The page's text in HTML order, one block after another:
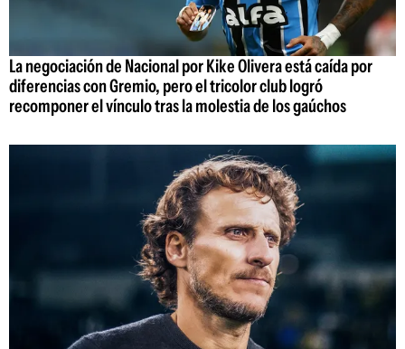
La negociación de Nacional por Kike Olivera está caída por
diferencias con Gremio, pero el tricolor club logró
recomponer el vínculo tras la molestia de los gaúchos